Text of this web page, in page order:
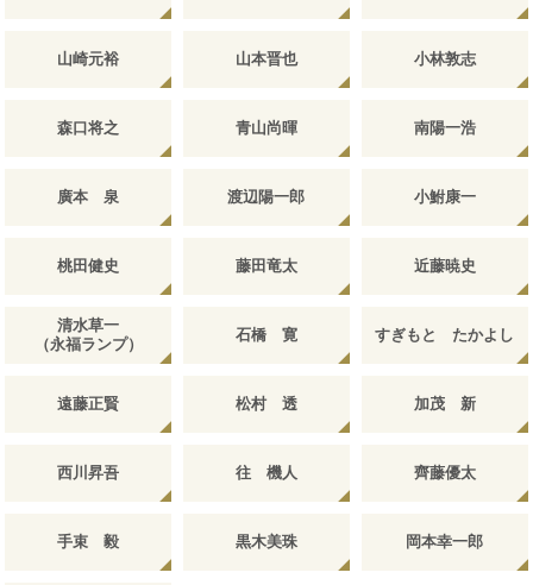
山崎元裕 山本晋也 小林敦志
森口将之 青山尚暉 南陽一浩
廣本 泉 渡辺陽一郎 小鮒康一
桃田健史 藤田竜太 近藤暁史
清水草一
（永福ランプ）
石橋 寛 すぎもと たかよし
遠藤正賢 松村 透 加茂 新
西川昇吾 往 機人 齊藤優太
手束 毅 黒木美珠 岡本幸一郎